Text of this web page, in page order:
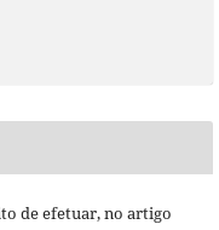
de efetuar, no artigo